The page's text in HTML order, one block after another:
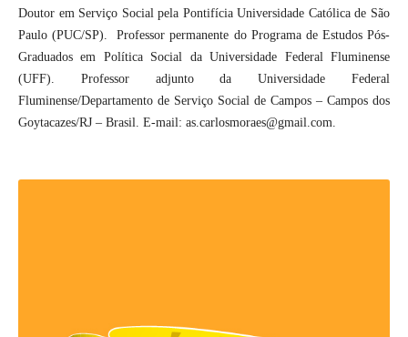
Doutor em Serviço Social pela Pontifícia Universidade Católica de São
Paulo (PUC/SP). Professor permanente do Programa de Estudos Pós-
Graduados em Política Social da Universidade Federal Fluminense
(UFF). Professor adjunto da Universidade Federal
Fluminense/Departamento de Serviço Social de Campos – Campos dos
Goytacazes/RJ – Brasil. E-mail: as.carlosmoraes@gmail.com.